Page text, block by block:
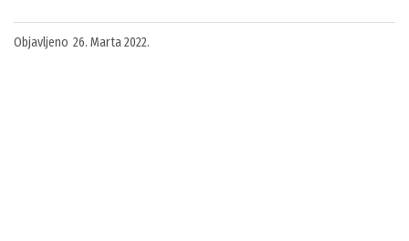
Objavljeno 26. Marta 2022.